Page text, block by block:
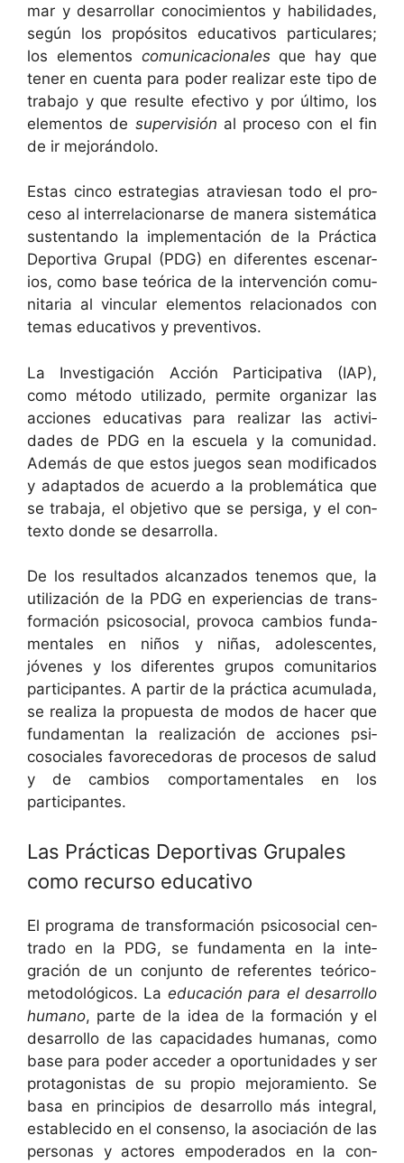
mar y desar­rol­lar conocimien­tos y habil­i­dades,
según los propósi­tos educa­tivos par­tic­u­lares;
los ele­men­tos comu­ni­ca­cionales que hay que
ten­er en cuen­ta para poder realizar este tipo de
tra­ba­jo y que resulte efec­ti­vo y por últi­mo, los
ele­men­tos de super­visión al pro­ce­so con el fin
de ir mejorándolo.
Estas cin­co estrate­gias atraviesan todo el pro­
ce­so al inter­rela­cionarse de man­era sis­temáti­ca
sus­ten­tan­do la imple­mentación de la Prác­ti­ca
Deporti­va Gru­pal (PDG) en difer­entes esce­nar­
ios, como base teóri­ca de la inter­ven­ción comu­
ni­taria al vin­cu­lar ele­men­tos rela­ciona­dos con
temas educa­tivos y preventivos.
La Inves­ti­gación Acción Par­tic­i­pa­ti­va (IAP),
como méto­do uti­liza­do, per­mite orga­ni­zar las
acciones educa­ti­vas para realizar las activi­
dades de PDG en la escuela y la comu­nidad.
Además de que estos jue­gos sean mod­i­fi­ca­dos
y adap­ta­dos de acuer­do a la prob­lemáti­ca que
se tra­ba­ja, el obje­ti­vo que se per­si­ga, y el con­
tex­to donde se desarrolla.
De los resul­ta­dos alcan­za­dos ten­emos que, la
uti­lización de la PDG en expe­ri­en­cias de trans­
for­ma­ción psi­coso­cial, provo­ca cam­bios fun­da­
men­tales en niños y niñas, ado­les­centes,
jóvenes y los difer­entes gru­pos comu­ni­tar­ios
par­tic­i­pantes. A par­tir de la prác­ti­ca acu­mu­la­da,
se real­iza la prop­ues­ta de mod­os de hac­er que
fun­da­men­tan la real­ización de acciones psi­
coso­ciales favore­ce­do­ras de pro­ce­sos de salud
y de cam­bios com­por­ta­men­tales en los
participantes.
Las Prácticas Deportivas Grupales
como recurso educativo
El pro­gra­ma de trans­for­ma­ción psi­coso­cial cen­
tra­do en la PDG, se fun­da­men­ta en la inte­
gración de un con­jun­to de ref­er­entes teóri­co-
metodológi­cos. La edu­cación para el desar­rol­lo
humano, parte de la idea de la for­ma­ción y el
desar­rol­lo de las capaci­dades humanas, como
base para poder acced­er a opor­tu­nidades y ser
pro­tag­o­nistas de su pro­pio mejo­ramien­to. Se
basa en prin­ci­p­ios de desar­rol­lo más inte­gral,
estable­ci­do en el con­sen­so, la aso­ciación de las
per­sonas y actores empoder­a­dos en la con­